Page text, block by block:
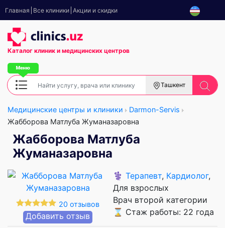
Главная Все клиники Акции и скидки
Каталог клиник и медицинских центров
Ташкент
Медицинские центры и клиники
Darmon-Servis
Жабборова Матлуба Жуманазаровна
Жабборова Матлуба
Жуманазаровна
20 отзывов
Добавить отзыв
⚕️ Терапевт, Кардиолог,
Для взрослых
Врач второй категории
⌛ Стаж работы: 22 года